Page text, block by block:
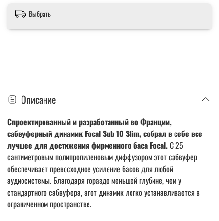
Выбрать
Описание
Спроектированный и разработанный во Франции,
сабвуферный динамик Focal Sub 10 Slim, собрал в себе все
лучшее для достижения фирменного баса Focal.С 25
сантиметровым полипропиленовым диффузором этот сабвуфер
обеспечивает превосходное усиление басов для любой
аудиосистемы. Благодаря гораздо меньшей глубине, чем у
стандартного сабвуфера, этот динамик легко устанавливается в
ограниченном пространстве.